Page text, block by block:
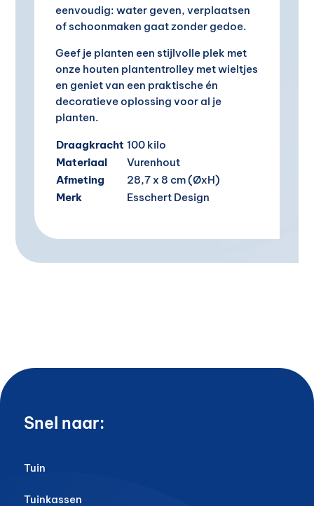
eenvoudig: water geven, verplaatsen
of schoonmaken gaat zonder gedoe.
Geef je planten een stijlvolle plek met
onze houten plantentrolley met wieltjes
en geniet van een praktische én
decoratieve oplossing voor al je
planten.
Draagkracht 100 kilo
Materiaal
Vurenhout
Afmeting
28,7 x 8 cm (ØxH)
Merk
Esschert Design
Snel naar:
Tuin
Tuinkassen